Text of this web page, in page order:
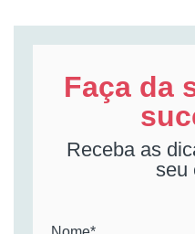
Faça da
Receba as
seu